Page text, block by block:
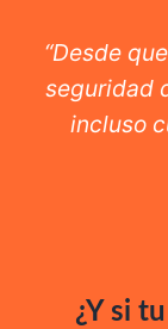
“Desde
seguridad
incluso
¿Y si